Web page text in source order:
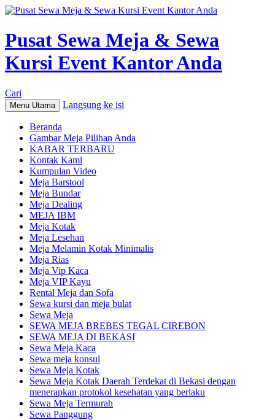
Pusat Sewa Meja & Sewa
Kursi Event Kantor Anda
Cari
Menu Utama Langsung ke isi
Beranda
Gambar Meja Pilihan Anda
KABAR TERBARU
Kontak Kami
Kumpulan Video
Meja Barstool
Meja Bundar
Meja Dealing
MEJA IBM
Meja Kotak
Meja Lesehan
Meja Melamin Kotak Minimalis
Meja Rias
Meja Vip Kaca
Meja VIP Kayu
Rental Meja dan Sofa
Sewa kursi dan meja bulat
Sewa Meja
SEWA MEJA BREBES TEGAL CIREBON
SEWA MEJA DI BEKASI
Sewa Meja Kaca
Sewa meja konsul
Sewa Meja Kotak
Sewa Meja Kotak Daerah Terdekat di Bekasi dengan
menerapkan protokol kesehatan yang berlaku
Sewa Meja Termurah
Sewa Panggung